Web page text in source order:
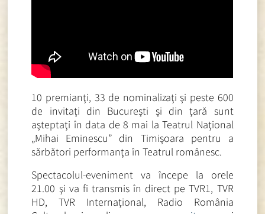
10 premianţi, 33 de nominalizaţi şi peste 600
de invitaţi din Bucureşti şi din ţară sunt
aşteptaţi în data de 8 mai la Teatrul Naţional
„Mihai Eminescu” din Timişoara pentru a
sărbători performanţa în Teatrul românesc.
Spectacolul-eveniment va începe la orele
21.00 şi va fi transmis în direct pe TVR1, TVR
HD, TVR Internaţional, Radio România